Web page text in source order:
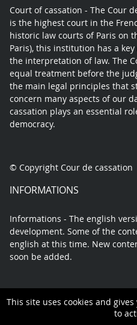
This site uses cookies and
to
Court of cassation - The Cour
is the highest court in the
historic law courts of Paris on
Paris), this institution has a
the interpretation of law. The
equal treatment before the
the main legal principles that
concern many aspects of our
cassation plays an essential
democracy.
© Copyright Cour de cassation
INFORMATIONS
Informations - The english
development. Some of the
english at this time. New
soon be added.
Contact Legal Notice